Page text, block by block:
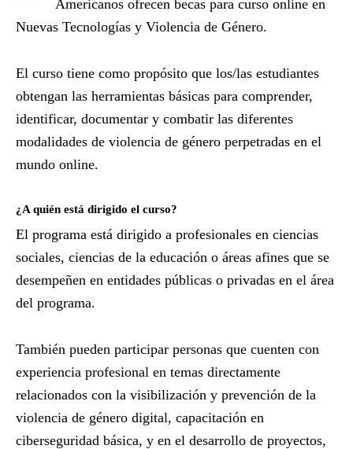
Americanos ofrecen becas para curso online en
Nuevas Tecnologías y Violencia de Género.
El curso tiene como propósito que los/las estudiantes
obtengan las herramientas básicas para comprender,
identificar, documentar y combatir las diferentes
modalidades de violencia de género perpetradas en el
mundo online.
¿A quién está dirigido el curso?
El programa está dirigido a profesionales en ciencias
sociales, ciencias de la educación o áreas afines que se
desempeñen en entidades públicas o privadas en el área
del programa.
También pueden participar personas que cuenten con
experiencia profesional en temas directamente
relacionados con la visibilización y prevención de la
violencia de género digital, capacitación en
ciberseguridad básica, y en el desarrollo de proyectos,